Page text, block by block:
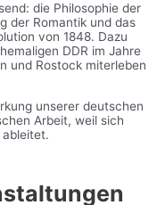
die Philosophie der
der Romantik und das
von 1848. Dazu
DDR im Jahre
und Rostock miterleben
unserer deutschen
Arbeit, weil sich
ableitet.